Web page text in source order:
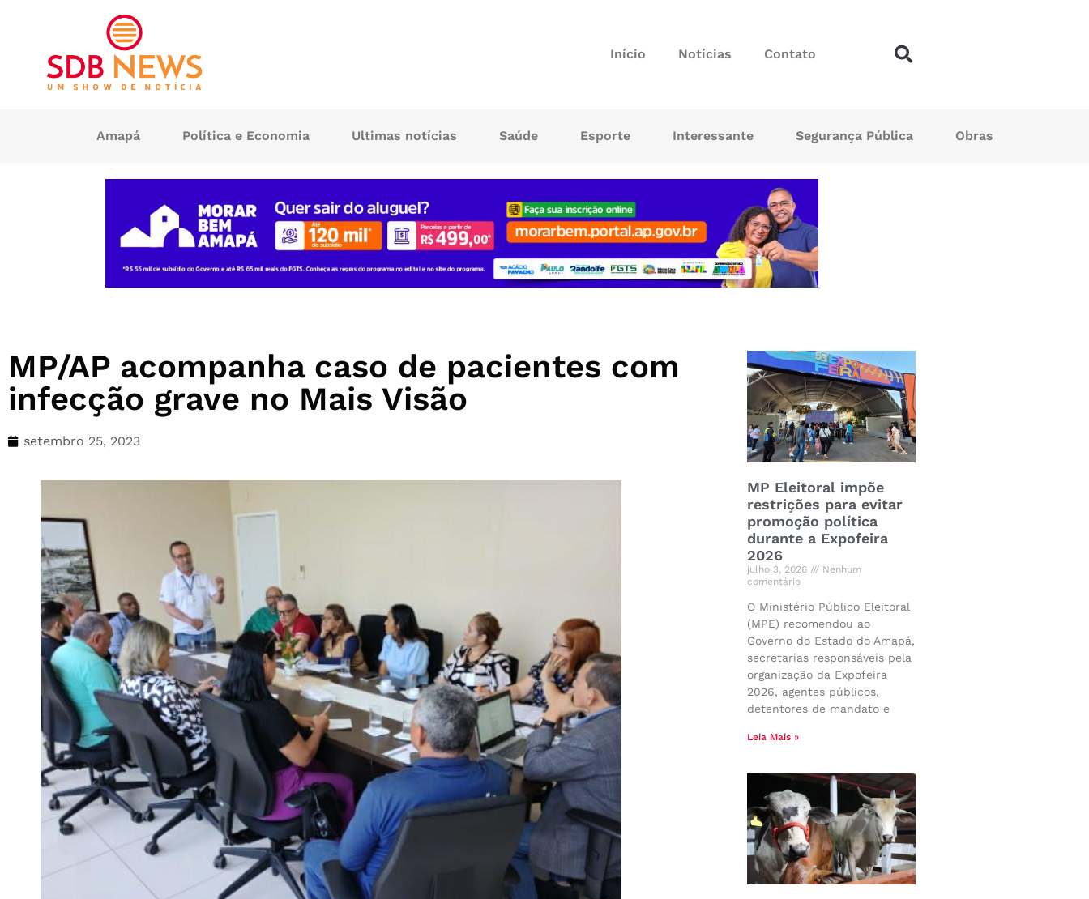
Início Notícias Contato
Amapá Política e Economia Ultimas notícias Saúde Esporte Interessante Segurança Pública Obras
MP/AP acompanha caso de pacientes com
infecção grave no Mais Visão
setembro 25, 2023
MP Eleitoral impõe
restrições para evitar
promoção política
durante a Expofeira
2026
julho 3, 2026
Nenhum
comentário
O Ministério Público Eleitoral
(MPE) recomendou ao
Governo do Estado do Amapá,
secretarias responsáveis pela
organização da Expofeira
2026, agentes públicos,
detentores de mandato e
Leia Mais »